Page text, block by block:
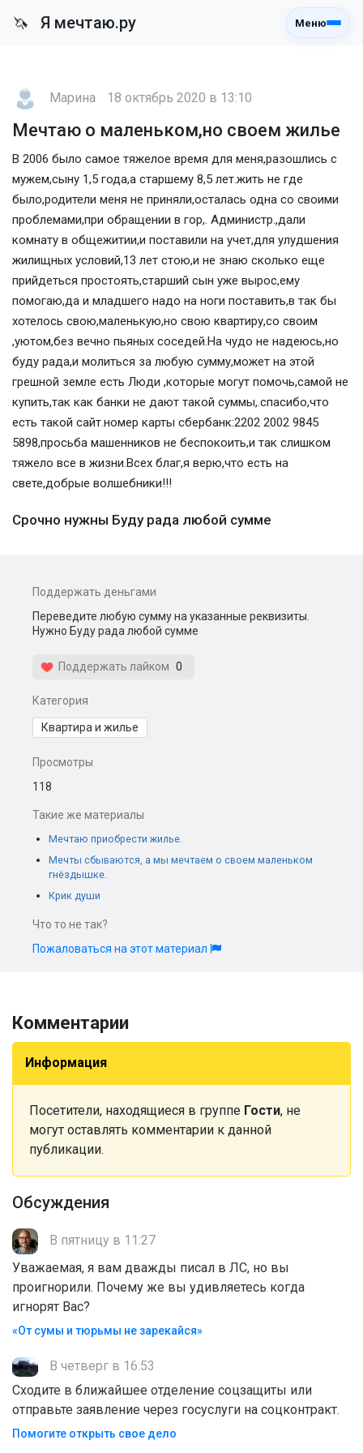
🦄 Я мечтаю.ру Меню
Марина 18 октябрь 2020 в 13:10
Мечтаю о маленьком,но своем жилье
В 2006 было самое тяжелое время для меня,разошлись с
мужем,сыну 1,5 года,а старшему 8,5 лет.жить не где
было,родители меня не приняли,осталась одна со своими
проблемами,при обращении в гор,. Администр.,дали
комнату в общежитии,и поставили на учет,для улудшения
жилищных условий,13 лет стою,и не знаю сколько еще
прийдеться простоять,старший сын уже вырос,ему
помогаю,да и младшего надо на ноги поставить,в так бы
хотелось свою,маленькую,но свою квартиру,со своим
,уютом,без вечно пьяных соседей.На чудо не надеюсь,но
буду рада,и молиться за любую сумму,может на этой
грешной земле есть Люди ,которые могут помочь,самой не
купить,так как банки не дают такой суммы,.спасибо,что
есть такой сайт.номер карты сбербанк:2202 2002 9845
5898,просьба машенников не беспокоить,и так слишком
тяжело все в жизни.Всех благ,я верю,что есть на
свете,добрые волшебники!!!
Срочно нужны Буду рада любой сумме
Поддержать деньгами
Переведите любую сумму на указанные реквизиты.
Нужно Буду рада любой сумме
Поддержать лайком 0
Категория
Квартира и жилье
Просмотры
118
Такие же материалы
Мечтаю приобрести жилье.
Мечты сбываются, а мы мечтаем о своем маленьком
гнёздышке.
Крик души
Что то не так?
Пожаловаться на этот материал
Комментарии
Информация
Посетители, находящиеся в группе Гости, не
могут оставлять комментарии к данной
публикации.
Обсуждения
В пятницу в 11:27
Уважаемая, я вам дважды писал в ЛС, но вы
проигнорили. Почему же вы удивляетесь когда
игнорят Вас?
«От сумы и тюрьмы не зарекайся»
В четверг в 16:53
Сходите в ближайшее отделение соцзащиты или
отправьте заявление через госуслуги на соцконтракт.
Помогите открыть свое дело